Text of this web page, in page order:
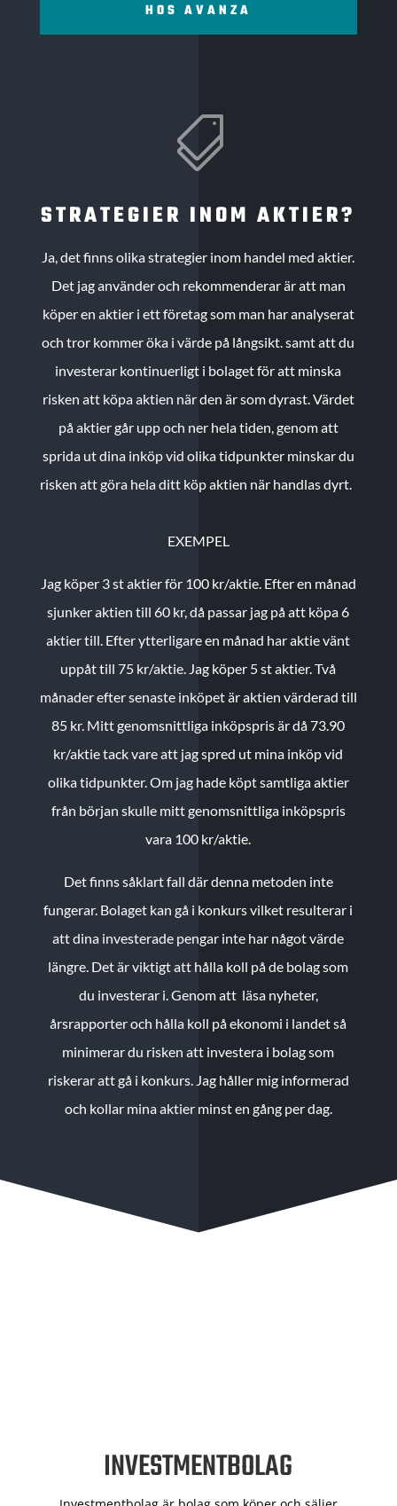
HOS AVANZA

STRATEGIER INOM AKTIER?
Ja, det finns olika strategier inom handel med aktier.
Det jag använder och rekommenderar är att man
köper en aktier i ett företag som man har analyserat
och tror kommer öka i värde på långsikt. samt att du
investerar kontinuerligt i bolaget för att minska
risken att köpa aktien när den är som dyrast. Värdet
på aktier går upp och ner hela tiden, genom att
sprida ut dina inköp vid olika tidpunkter minskar du
risken att göra hela ditt köp aktien när handlas dyrt.
EXEMPEL
Jag köper 3 st aktier för 100 kr/aktie. Efter en månad
sjunker aktien till 60 kr, då passar jag på att köpa 6
aktier till. Efter ytterligare en månad har aktie vänt
uppåt till 75 kr/aktie. Jag köper 5 st aktier.Två
månader efter senaste inköpet är aktien värderad till
85 kr. Mitt genomsnittliga inköpspris är då 73.90
kr/aktie tack vare att jag spred ut mina inköp vid
olika tidpunkter. Om jag hade köpt samtliga aktier
från början skulle mitt genomsnittliga inköpspris
vara 100 kr/aktie.
Det finns såklart fall där denna metoden inte
fungerar. Bolaget kan gå i konkurs vilket resulterar i
att dina investerade pengar inte har något värde
längre. Det är viktigt att hålla koll på de bolag som
du investerar i. Genom att läsa nyheter,
årsrapporter och hålla koll på ekonomi i landet så
minimerar du risken att investera i bolag som
riskerar att gå i konkurs. Jag håller mig informerad
och kollar mina aktier minst en gång per dag.
INVESTMENTBOLAG